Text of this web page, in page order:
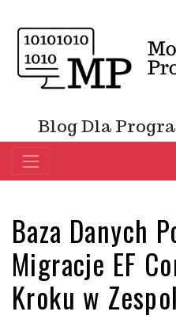
Blog Dla
Baza Danych
Migracje EF
Kroku w